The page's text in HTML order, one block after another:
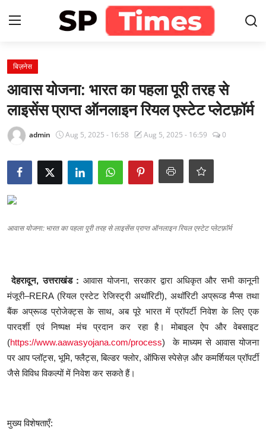
Home
Contact
About
खेल
शिक्षा
लाइफस्टाइल
टेक्नोलॉजी
देश
English
बिज़नेस
आवास योजना: भारत का पहला पूरी तरह से
लाइसेंस प्राप्त ऑनलाइन रियल एस्टेट प्लेटफ़ॉर्म
admin Aug 5, 2025 - 16:58 Aug 5, 2025 - 16:59 0
आवास योजना: भारत का पहला पूरी तरह से लाइसेंस प्राप्त ऑनलाइन रियल एस्टेट प्लेटफ़ॉर्म
देहरादून,उत्तराखंड :आवास योजना, सरकार द्वारा अधिकृत और सभी कानूनी
मंजूरी–RERA (रियल एस्टेट रेजिस्ट्री अथॉरिटी), अथॉरिटी अप्रूव्ड मैप्स तथा
बैंक अप्रूव्ड प्रोजेक्ट्स के साथ, अब पूरे भारत में प्रॉपर्टी निवेश के लिए एक
पारदर्शी एवं निष्पक्ष मंच प्रदान कर रहा है। मोबाइल ऐप और वेबसाइट
(https://www.aawasyojana.com/process) के माध्यम से आवास योजना
पर आप प्लॉट्स, भूमि, फ्लैट्स, बिल्डर फ्लोर, ऑफिस स्पेसेज़ और कमर्शियल प्रॉपर्टी
जैसे विविध विकल्पों में निवेश कर सकते हैं।
मुख्य विशेषताएँ: